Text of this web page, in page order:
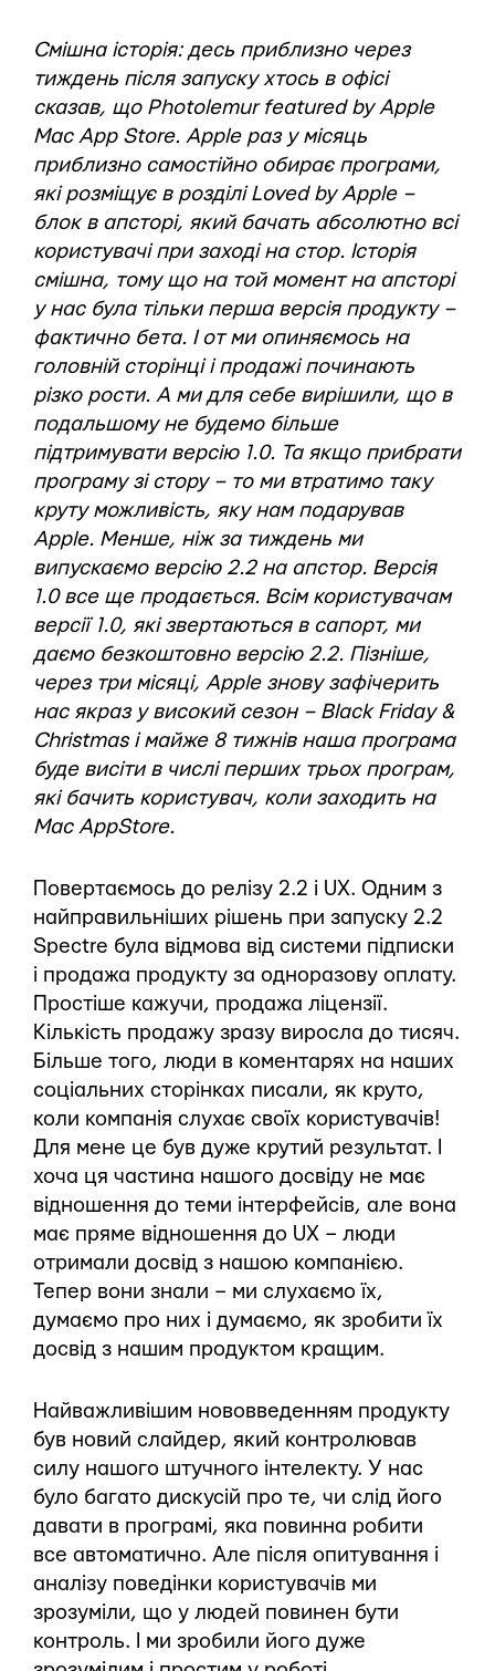
Смішна історія: десь приблизно через
тиждень після запуску хтось в офісі
сказав, що Photolemur featured by Apple
Mac App Store. Apple раз у місяць
приблизно самостійно обирає програми,
які розміщує в розділі Loved by Apple –
блок в апсторі, який бачать абсолютно всі
користувачі при заході на стор. Історія
смішна, тому що на той момент на апсторі
у нас була тільки перша версія продукту –
фактично бета. І от ми опиняємось на
головній сторінці і продажі починають
різко рости. А ми для себе вирішили, що в
подальшому не будемо більше
підтримувати версію 1.0. Та якщо прибрати
програму зі стору – то ми втратимо таку
круту можливість, яку нам подарував
Apple. Менше, ніж за тиждень ми
випускаємо версію 2.2 на апстор. Версія
1.0 все ще продається. Всім користувачам
версії 1.0, які звертаються в сапорт, ми
даємо безкоштовно версію 2.2. Пізніше,
через три місяці, Apple знову зафічерить
нас якраз у високий сезон – Black Friday &
Christmas і майже 8 тижнів наша програма
буде висіти в числі перших трьох програм,
які бачить користувач, коли заходить на
Mac AppStore.
Повертаємось до релізу 2.2 і UX. Одним з
найправильніших рішень при запуску 2.2
Spectre була відмова від системи підписки
і продажа продукту за одноразову оплату.
Простіше кажучи, продажа ліцензії.
Кількість продажу зразу виросла до тисяч.
Більше того, люди в коментарях на наших
соціальних сторінках писали, як круто,
коли компанія слухає своїх користувачів!
Для мене це був дуже крутий результат. І
хоча ця частина нашого досвіду не має
відношення до теми інтерфейсів, але вона
має пряме відношення до UX – люди
отримали досвід з нашою компанією.
Тепер вони знали – ми слухаємо їх,
думаємо про них і думаємо, як зробити їх
досвід з нашим продуктом кращим.
Найважливішим нововведенням продукту
був новий слайдер, який контролював
силу нашого штучного інтелекту. У нас
було багато дискусій про те, чи слід його
давати в програмі, яка повинна робити
все автоматично. Але після опитування і
аналізу поведінки користувачів ми
зрозуміли, що у людей повинен бути
контроль. І ми зробили його дуже